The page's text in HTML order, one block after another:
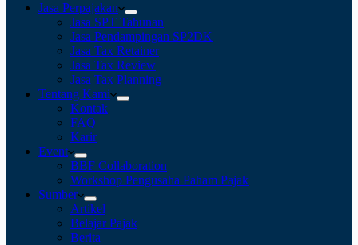
Jasa Perpajakan
Jasa SPT Tahunan
Jasa Pendampingan SP2DK
Jasa Tax Retainer
Jasa Tax Review
Jasa Tax Planning
Tentang Kami
Kontak
FAQ
Karir
Event
BBF Collaboration
Workshop Pengusaha Paham Pajak
Sumber
Artikel
Belajar Pajak
Berita